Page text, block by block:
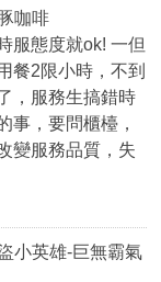
咖啡
服態度就ok! 一但
餐2限小時，不到
，服務生搞錯時
事，要問櫃檯，
變服務品質，失
小英雄-巨無霸氣